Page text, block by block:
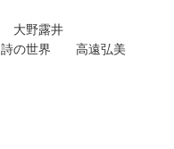
大野露井
詩の世界 高遠弘美